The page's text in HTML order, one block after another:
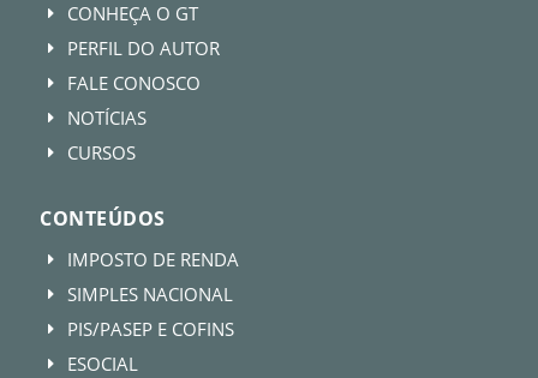
E CONHEÇA O GT
E PERFIL DO AUTOR
E FALE CONOSCO
E NOTÍCIAS
E CURSOS
CONTEÚDOS
E IMPOSTO DE RENDA
E SIMPLES NACIONAL
E PIS/PASEP E COFINS
E ESOCIAL